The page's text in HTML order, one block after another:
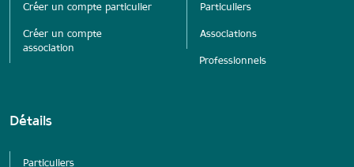
Créer un compte particulier
Créer un compte
association
Particuliers
Associations
Professionnels
Détails
Particuliers